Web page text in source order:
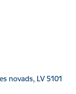
novads, LV 5101